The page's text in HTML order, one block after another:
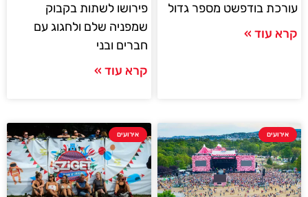
עורכת בודפשט מספר גדול
קרא עוד »
פירושו לשתות בקבוק
שמפניה שלם ולחגוג עם
חברים ובני
קרא עוד »
אירועים אירועים